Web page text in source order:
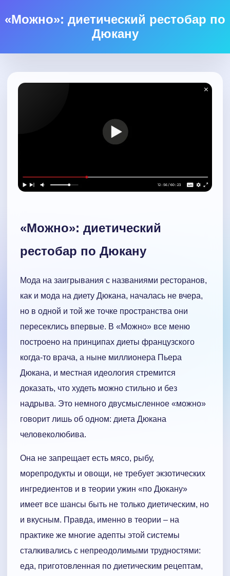
«Можно»: диетический рестобар по
Дюкану
«Можно»: диетический
рестобар по Дюкану
Мода на заигрывания с названиями ресторанов,
как и мода на диету Дюкана, началась не вчера,
но в одной и той же точке пространства они
пересеклись впервые. В «Можно» все меню
построено на принципах диеты французского
когда-то врача, а ныне миллионера Пьера
Дюкана, и местная идеология стремится
доказать, что худеть можно стильно и без
надрыва. Это немного двусмысленное «можно»
говорит лишь об одном: диета Дюкана
человеколюбива.
Она не запрещает есть мясо, рыбу,
морепродукты и овощи, не требует экзотических
ингредиентов и в теории ужин «по Дюкану»
имеет все шансы быть не только диетическим, но
и вкусным. Правда, именно в теории – на
практике же многие адепты этой системы
сталкивались с непреодолимыми трудностями:
еда, приготовленная по диетическим рецептам,